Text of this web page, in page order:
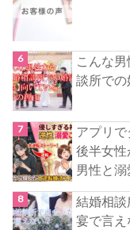
こんな
談所で
アプリ
後半女
男性と
結婚相
宴で言え